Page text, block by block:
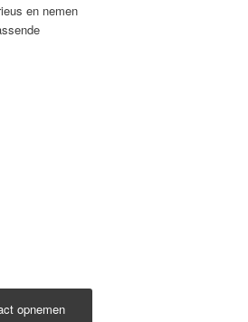
en nemen
opnemen